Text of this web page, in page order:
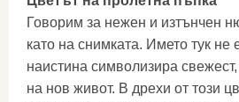
Говорим за нежен и изтънчен
като на снимката. Името тук не
наистина символизира
на нов живот. В дрехи от този